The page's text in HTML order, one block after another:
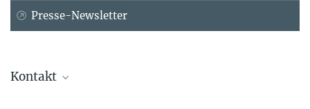
Presse-Newsletter
Kontakt